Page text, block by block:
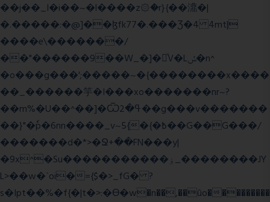
��j��_I�i��~�l����z۞�r}{��濎�|
�.�����:�@]��ɮfk77�.���Ʒ�4 4mt|
����e\�������/
��"������9��W_�]�ͮV�Lݽ�n^
�o���g���';�����~�{��������x����
��_������竽�I���xo�������nr~?
��m%�U��^��]�Ѿߟ�2��g���v�������
��}"�ٗp�6nn����_v~5{�{�߿��G��G���/
�������d�*>�Ջ+��FN���y|
�9x^�Su�����������ۏ_��������JY
L>��w�ˋoi�={$�>_fG� ?
s�Ipt��%�f{�|t�>:�ϴ�w�n��,��ûo���������